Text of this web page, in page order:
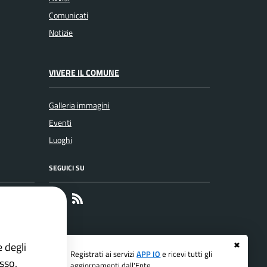
✖
Registrati ai serviziAPP IO e ricevi tutti gli
Comunicati
Notizie
VIVERE IL COMUNE
Galleria immagini
Eventi
Luoghi
SEGUICI SU
Faceboook
degli